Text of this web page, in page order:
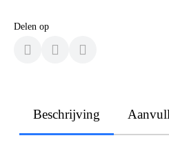
Delen op
Beschrijving